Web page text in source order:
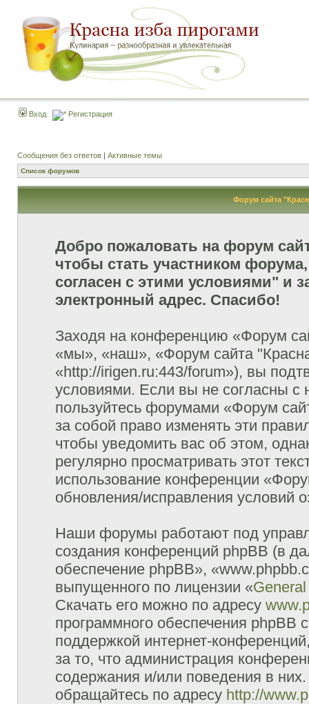
Вход Регистрация
Сообщения без ответов | Активные темы
Список форумов
Форум сайта
Добро пожаловать на форум
чтобы стать участником
согласен с этими условиями" и
электронный адрес. Спасибо!
Заходя на конференцию «Форум
«мы», «наш», «Форум сайта
«http://irigen.ru:443/forum»), вы
условиями. Если вы не согласны с
пользуйтесь форумами «Форум
за собой право изменять эти
чтобы уведомить вас об этом,
регулярно просматривать этот
использование конференции
обновления/исправления условий
Наши форумы работают под
создания конференций phpBB (в
обеспечение phpBB»,
выпущенного по лицензии «
Скачать его можно по адресу
программного обеспечения phpBB
поддержкой интернет-
за то, что администрация
содержания и/или поведения в
обращайтесь по адресу http://